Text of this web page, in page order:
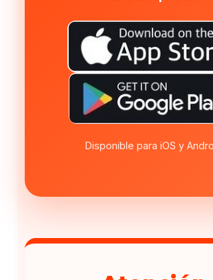
Disponible para iOS y